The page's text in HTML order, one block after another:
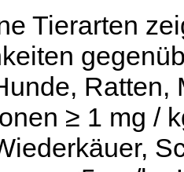
Tierarten
Ratten,
≥ 1 mg /